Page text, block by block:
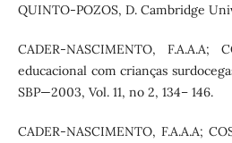
QUINTO-POZOS, D. Cambridge
CADER-NASCIMENTO, F.A.A.A;
educacional com crianças
SBP—2003, Vol. 11, no 2, 134– 146.
CADER-NASCIMENTO, F.A.A.A;